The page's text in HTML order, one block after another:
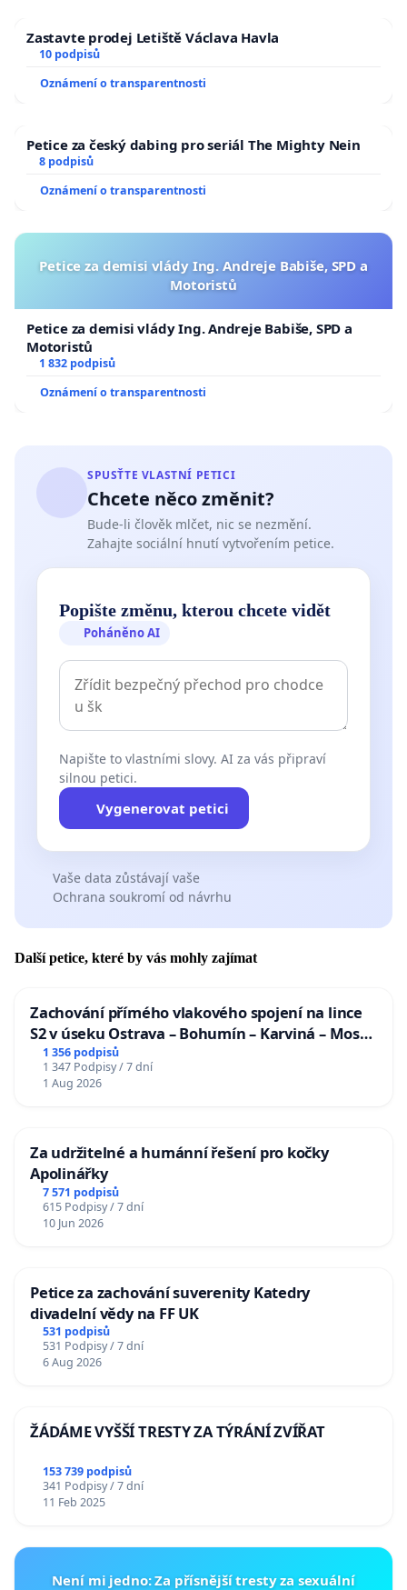
Zastavte prodej Letiště Václava Havla
10 podpisů
Oznámení o transparentnosti
Petice za český dabing pro seriál The Mighty Nein
8 podpisů
Oznámení o transparentnosti
Petice za demisi vlády Ing. Andreje Babiše, SPD a
Motoristů
Petice za demisi vlády Ing. Andreje Babiše, SPD a
Motoristů
1 832 podpisů
Oznámení o transparentnosti
SPUSŤTE VLASTNÍ PETICI
Chcete něco změnit?
Bude-li člověk mlčet, nic se nezmění.
Zahajte sociální hnutí vytvořením petice.
Popište změnu, kterou chcete vidět
Poháněno AI
Napište to vlastními slovy. AI za vás připraví
silnou petici.
Vygenerovat petici
Vaše data zůstávají vaše
Ochrana soukromí od návrhu
Další petice, které by vás mohly zajímat
Zachování přímého vlakového spojení na lince
S2 v úseku Ostrava – Bohumín – Karviná – Mosty
u Jablunkova
1 356 podpisů
1 347 Podpisy / 7 dní
1 Aug 2026
Za udržitelné a humánní řešení pro kočky
Apolinářky
7 571 podpisů
615 Podpisy / 7 dní
10 Jun 2026
Petice za zachování suverenity Katedry
divadelní vědy na FF UK
531 podpisů
531 Podpisy / 7 dní
6 Aug 2026
ŽÁDÁME VYŠŠÍ TRESTY ZA TÝRÁNÍ ZVÍŘAT
153 739 podpisů
341 Podpisy / 7 dní
11 Feb 2025
Není mi jedno: Za přísnější tresty za sexuální